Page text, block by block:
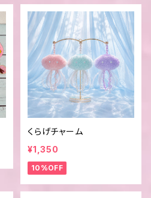
くらげチャーム
¥1,350
10%OFF